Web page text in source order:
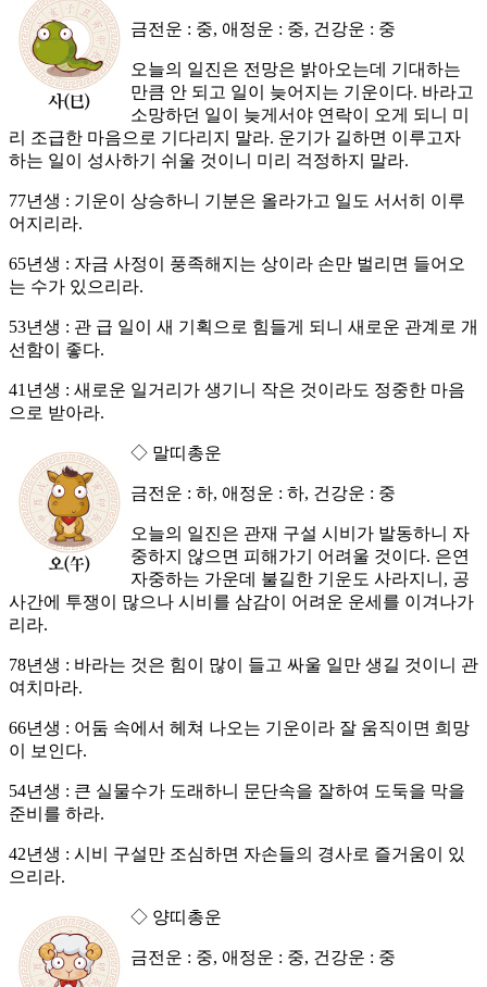
금전운 : 중, 애정운 : 중, 건강운 : 중
오늘의 일진은 전망은 밝아오는데 기대하는
만큼 안 되고 일이 늦어지는 기운이다. 바라고
소망하던 일이 늦게서야 연락이 오게 되니 미
리 조급한 마음으로 기다리지 말라. 운기가 길하면 이루고자
하는 일이 성사하기 쉬울 것이니 미리 걱정하지 말라.
77년생 : 기운이 상승하니 기분은 올라가고 일도 서서히 이루
어지리라.
65년생 : 자금 사정이 풍족해지는 상이라 손만 벌리면 들어오
는 수가 있으리라.
53년생 : 관 급 일이 새 기획으로 힘들게 되니 새로운 관계로 개
선함이 좋다.
41년생 : 새로운 일거리가 생기니 작은 것이라도 정중한 마음
으로 받아라.
◇ 말띠총운
금전운 : 하, 애정운 : 하, 건강운 : 중
오늘의 일진은 관재 구설 시비가 발동하니 자
중하지 않으면 피해가기 어려울 것이다. 은연
자중하는 가운데 불길한 기운도 사라지니, 공
사간에 투쟁이 많으나 시비를 삼감이 어려운 운세를 이겨나가
리라.
78년생 : 바라는 것은 힘이 많이 들고 싸울 일만 생길 것이니 관
여치마라.
66년생 : 어둠 속에서 헤쳐 나오는 기운이라 잘 움직이면 희망
이 보인다.
54년생 : 큰 실물수가 도래하니 문단속을 잘하여 도둑을 막을
준비를 하라.
42년생 : 시비 구설만 조심하면 자손들의 경사로 즐거움이 있
으리라.
◇ 양띠총운
금전운 : 중, 애정운 : 중, 건강운 : 중